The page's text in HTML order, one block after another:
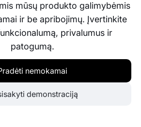
mūsų produkto galimybėmis
ir be apribojimų. Įvertinkite
privalumus ir
patogumą.
nemokamai
demonstraciją